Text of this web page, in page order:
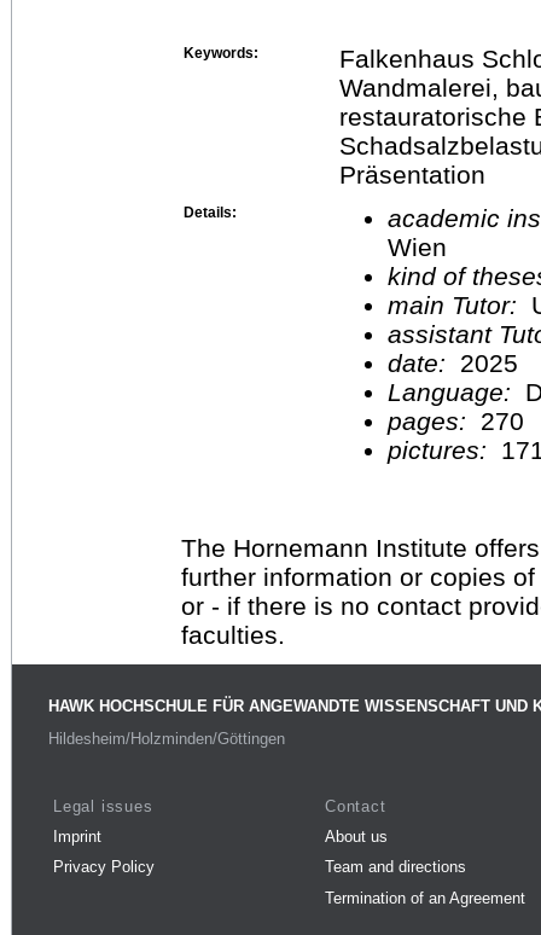
Keywords:
Falkenhaus
Wandmalerei,
restauratorische
Präsentation
Details:
academic
Wien
kind of
main Tutor:
assistant
date:
2025
Language:
pages:
270
pictures:
The Hornemann Institute
further information or copies
or - if there is no contact
faculties.
HAWK HOCHSCHULE FÜR ANGEWANDTE WISSENSCHAFT UND
Hildesheim/Holzminden/Göttingen
Legal issues
Imprint
Privacy Policy
Contact
About us
Team and directions
Termination of an Agreement